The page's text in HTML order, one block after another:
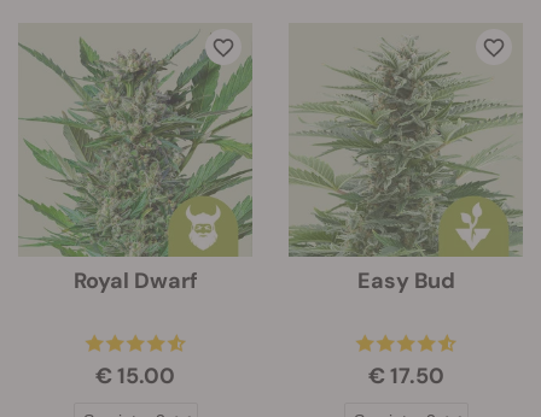
Royal Dwarf
€ 15.00
Easy Bud
€ 17.50